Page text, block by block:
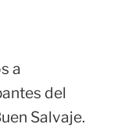
a
del
Salvaje.